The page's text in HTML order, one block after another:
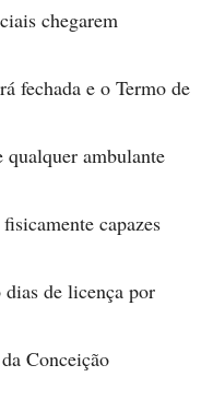
chegarem
fechada e o Termo de
qualquer ambulante
capazes
de licença por
Conceição